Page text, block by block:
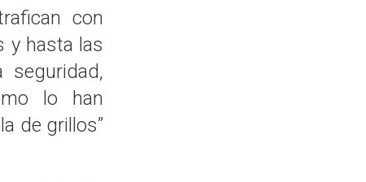
con
y hasta las
lo han
de grillos”